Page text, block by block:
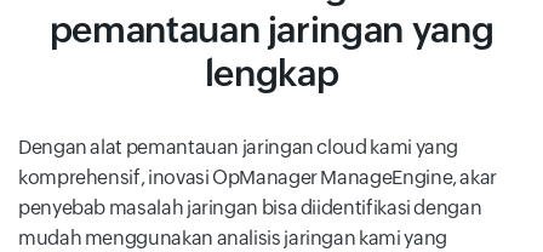
pemantauan jaringan yang
lengkap
Dengan alat pemantauan jaringan cloud kami yang
komprehensif, inovasi OpManager ManageEngine, akar
penyebab masalah jaringan bisa diidentifikasi dengan
mudah menggunakan analisis jaringan kami yang